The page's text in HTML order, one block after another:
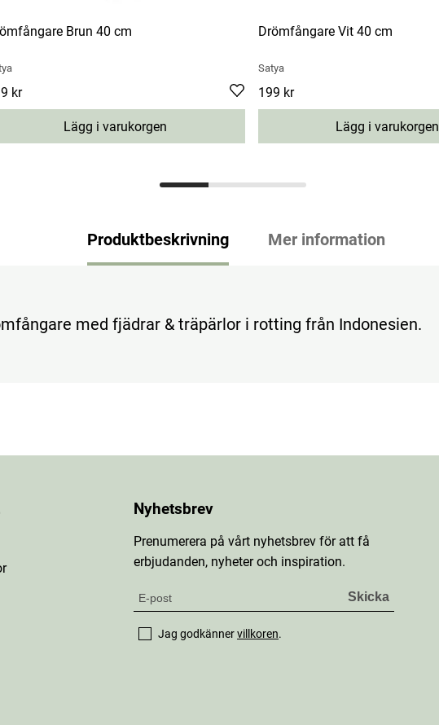
Brun 40 cm
:199 kr
kr
Lägg i varukorgen
Drömfångare Vit 40 cm
Satya
Pris :199 kr
199 kr
Lägg i varukorgen
Produktbeskrivning Mer information
med fjädrar & träpärlor i rotting från Indonesien.
Nyhetsbrev
Prenumerera på vårt nyhetsbrev för att få
erbjudanden, nyheter och inspiration.
Jag godkännervillkoren.